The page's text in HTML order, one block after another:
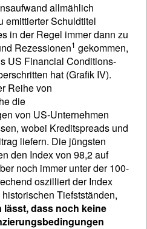
allmählich
emittierter Schuldtitel
in der Regel immer dann zu
Rezessionen1 gekommen,
US Financial Conditions-
hat (Grafik IV).
Reihe von
die
von US-Unternehmen
wobei Kreditspreads und
liefern. Die jüngsten
den Index von 98,2 auf
noch immer unter der 100-
oszilliert der Index
Tiefstständen,
dass noch keine